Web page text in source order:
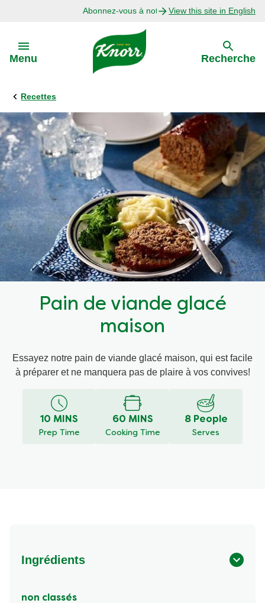
Abonnez-vous à notre infolettreView this site in English
Menu
Précédent
Explorer
Recettes avec Bouillon
Recettes par Ingrédient
Recettes par Occasion
Recettes par Type de Plat
Recherche
Recettes
Pain de viande glacé
maison
Essayez notre pain de viande glacé maison, qui est facile
à préparer et ne manquera pas de plaire à vos convives!
10 MINS
Prep Time
60 MINS
Cooking Time
8 People
Serves
Ingrédients
non classés